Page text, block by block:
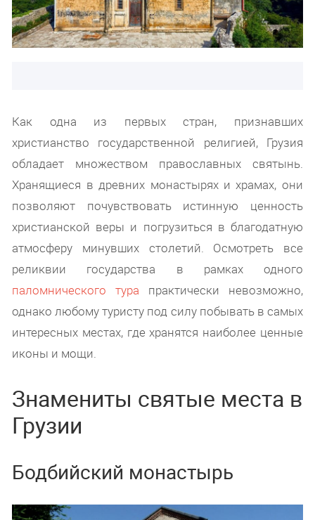
Как одна из первых стран, признавших
христианство государственной религией, Грузия
обладает множеством православных святынь.
Хранящиеся в древних монастырях и храмах, они
позволяют почувствовать истинную ценность
христианской веры и погрузиться в благодатную
атмосферу минувших столетий. Осмотреть все
реликвии государства в рамках одного
паломнического тура практически невозможно,
однако любому туристу под силу побывать в самых
интересных местах, где хранятся наиболее ценные
иконы и мощи.
Знамениты святые места в
Грузии
Бодбийский монастырь